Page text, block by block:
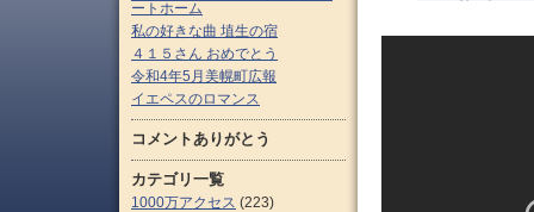
ートホーム
私の好きな曲 埴生の宿
４１５さん おめでとう
令和4年5月美幌町広報
イエペスのロマンス
コメントありがとう
カテゴリ一覧
1000万アクセス (223)